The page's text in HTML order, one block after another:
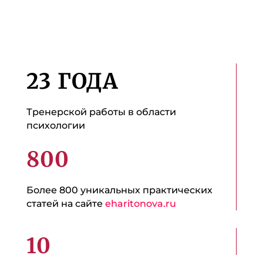
23 ГОДА
Тренерской работы в области
психологии
800
Более 800 уникальных практических
статей на сайте eharitonova.ru
10